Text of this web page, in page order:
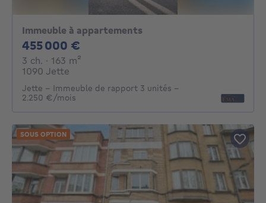
Immeuble à appartements
455 000 €
3 ch. 3 chambres
· 163 m²
1090 Jette
Jette – Immeuble de rapport 3 unités –
2.250 €/mois
SOUS OPTION